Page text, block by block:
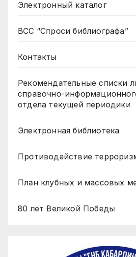
Электронный каталог
ВСС “Спроси библиографа”
Контакты
Рекомендательные списки
справочно-
отдела текущей периодики
Электронная библиотека
Противодействие
План клубных и массовых
80 лет Великой Победы